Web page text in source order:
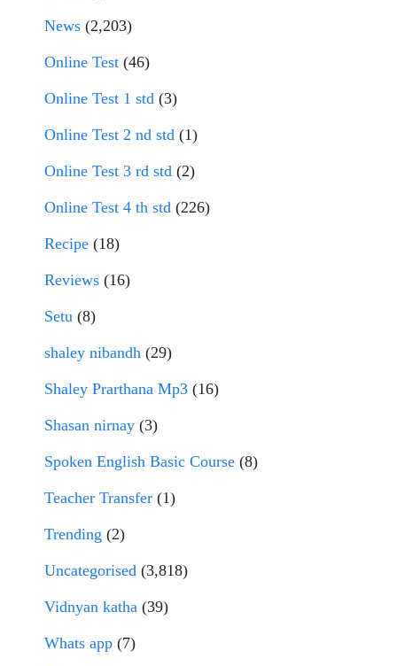
News (2,203)
Online Test (46)
Online Test 1 std (3)
Online Test 2 nd std (1)
Online Test 3 rd std (2)
Online Test 4 th std (226)
Recipe (18)
Reviews (16)
Setu (8)
shaley nibandh (29)
Shaley Prarthana Mp3 (16)
Shasan nirnay (3)
Spoken English Basic Course (8)
Teacher Transfer (1)
Trending (2)
Uncategorised (3,818)
Vidnyan katha (39)
Whats app (7)